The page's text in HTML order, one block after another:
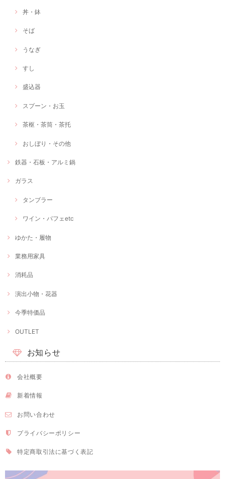
丼・鉢
そば
うなぎ
すし
盛込器
スプーン・お玉
茶枢・茶筒・茶托
おしぼり・その他
鉄器・石板・アルミ鍋
ガラス
タンブラー
ワイン・パフェetc
ゆかた・履物
業務用家具
消耗品
演出小物・花器
今季特価品
OUTLET
お知らせ
会社概要
新着情報
お問い合わせ
プライバシーポリシー
特定商取引法に基づく表記